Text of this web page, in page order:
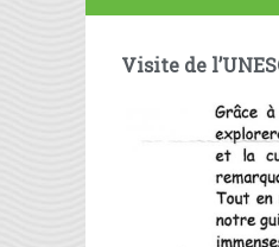
Visite de